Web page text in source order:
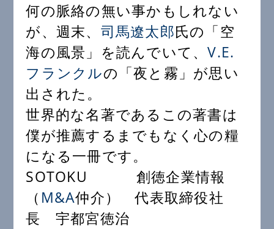
何の脈絡の無い事かもしれない
が、週末、 司馬遼太郎氏の「空
海の風景」を読んでいて、V.E.
フランクルの「夜と霧」が思い
出された。
世界的な名著であるこの著書は
僕が推薦するまでもなく心の糧
になる一冊です。
SOTOKU 創徳企業情報
（ M&A仲介） 代表取締役社
長 宇都宮徳治